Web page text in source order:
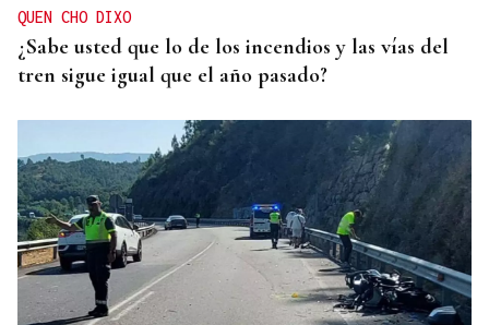
QUEN CHO DIXO
¿Sabe usted que lo de los incendios y las vías del
tren sigue igual que el año pasado?